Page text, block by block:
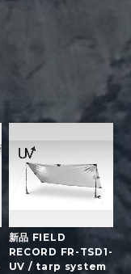
新品 FIELD
RECORD FR-TSD1-
UV / tarp system